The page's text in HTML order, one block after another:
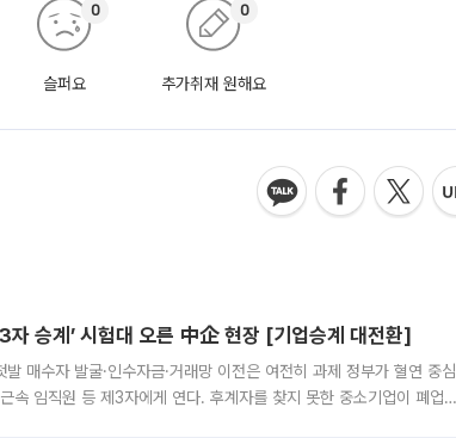
슬퍼요
0
추가취재 원해요
0
승계’ 시험대 오른 中企 현장 [기업승계 대전환]
매수자 발굴·인수자금·거래망 이전은 여전히 과제 정부가 혈연 중심
속 임직원 등 제3자에게 연다. 후계자를 찾지 못한 중소기업이 폐업